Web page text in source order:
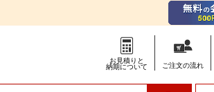
お見積りと
納期について
ご注文の流れ